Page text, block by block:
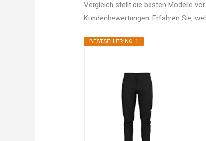
Vergleich stellt die besten Modelle
Kundenbewertungen. Erfahren Sie,
BESTSELLER NO. 1